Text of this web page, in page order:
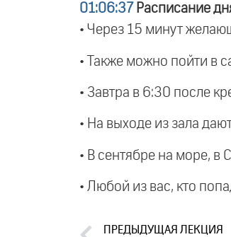
01:06:37 Расписание
• Через 15 минут
• Также можно пойти в
• Завтра в 6:30 после
• На выходе из зала
• В сентябре на море, в
• Любой из вас, кто
ПРЕДЫДУЩАЯ ЛЕКЦИЯ